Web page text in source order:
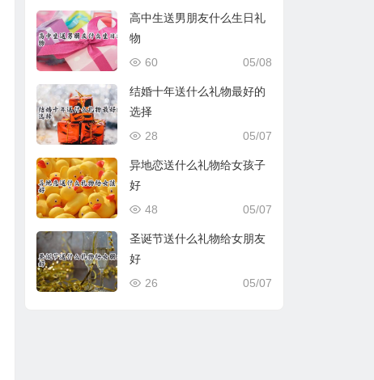
高中生送男朋友什么生日礼
物
05/08
60
结婚十年送什么礼物最好的
选择
05/07
28
异地恋送什么礼物给女孩子
好
05/07
48
圣诞节送什么礼物给女朋友
好
05/07
26